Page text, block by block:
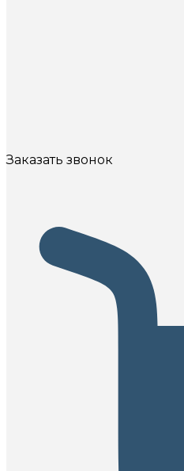
Заказать звонок